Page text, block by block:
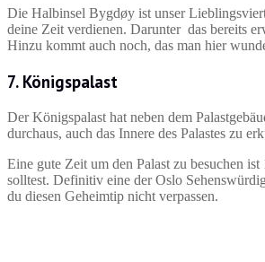
Die Halbinsel Bygdøy ist unser
deine Zeit verdienen. Darunter das bereits
Hinzu kommt auch noch, das man hier
7. Königspalast
Der Königspalast hat neben dem
durchaus, auch das Innere des Palastes zu
Eine gute Zeit um den Palast zu besuchen
solltest. Definitiv eine der Oslo
du diesen Geheimtip nicht verpassen.